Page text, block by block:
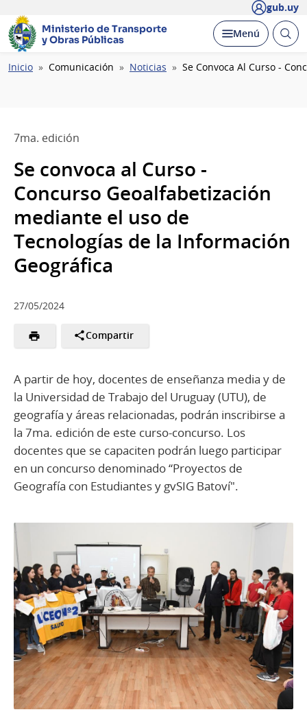
gub.uy
Ministerio de Transporte
y Obras Públicas
Desplegar
Menú Abrir
Ruta
Inicio Comunicación Noticias Se Convoca Al Curso -
7ma. edición
Se convoca al Curso -
Concurso Geoalfabetización
mediante el uso de
Tecnologías de la Información
Geográfica
27/05/2024
Compartir
A partir de hoy, docentes de enseñanza media y de
la Universidad de Trabajo del Uruguay (UTU), de
geografía y áreas relacionadas, podrán inscribirse a
la 7ma. edición de este curso-concurso. Los
docentes que se capaciten podrán luego participar
en un concurso denominado “Proyectos de
Geografía con Estudiantes y gvSIG Batoví".